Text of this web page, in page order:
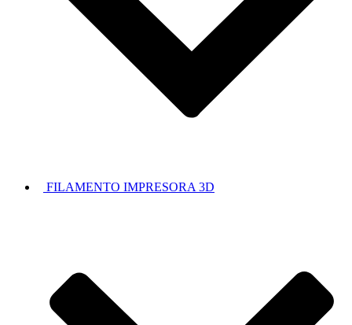
FILAMENTO IMPRESORA 3D